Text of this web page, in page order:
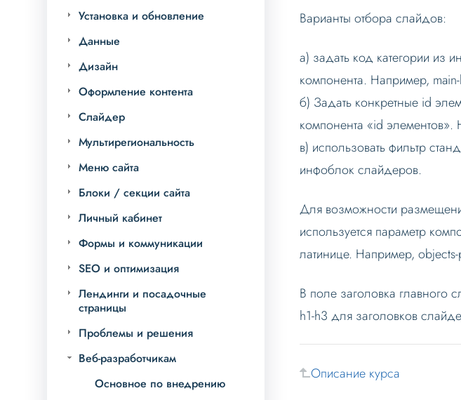
Установка и обновление
Данные
Дизайн
Оформление контента
Слайдер
Мультирегиональность
Меню сайта
Блоки / секции сайта
Личный кабинет
Формы и коммуникации
SEO и оптимизация
Лендинги и посадочные
страницы
Проблемы и решения
Веб-разработчикам
Основное по внедрению
Варианты отбора слайдов:
а) задать код категории из
компонента. Например,
б) Задать конкретные id
компонента «id
в) использовать фильтр
инфоблок слайдеров.
Для возможности
используется параметр
латинице. Например,
В поле заголовка главного
h1-h3 для заголовков
Описание курса